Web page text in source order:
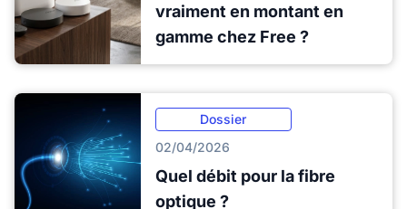
vraiment en montant en
gamme chez Free ?
Dossier
02/04/2026
Quel débit pour la fibre
optique ?